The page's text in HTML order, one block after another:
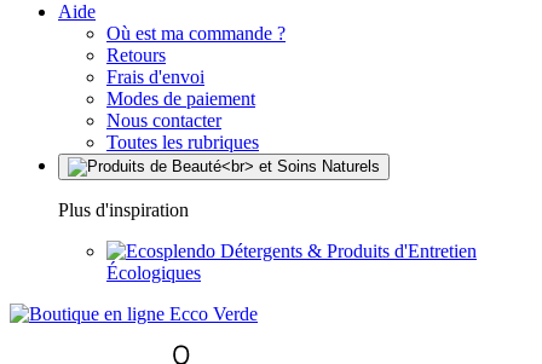
Aide
Où est ma commande ?
Retours
Frais d'envoi
Modes de paiement
Nous contacter
Toutes les rubriques
Plus d'inspiration
Détergents & Produits d'Entretien
Écologiques